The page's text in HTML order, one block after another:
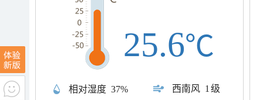
相对湿度 37% 西南风 1级
25.6℃